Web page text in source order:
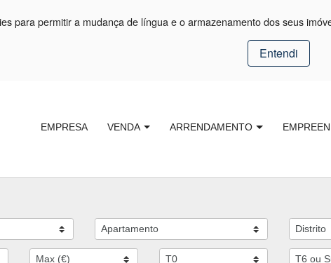
para permitir a mudança de língua e o armazenamento dos seus
Entendi
EMPRESA VENDA ARRENDAMENTO